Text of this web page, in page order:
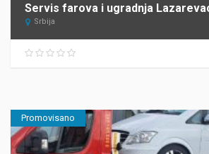
Servis farova i ugradnja
Srbija
Promovisano